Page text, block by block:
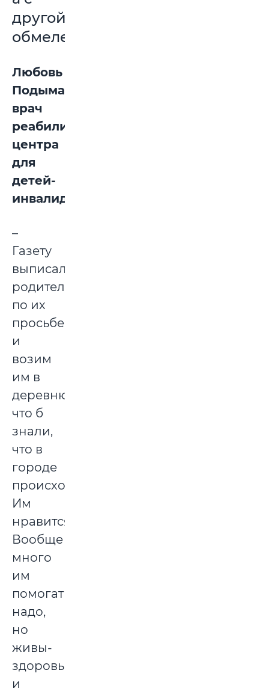
другой
обмелел»
Любовь
Подымако,
врач
реабилитационного
центра
для
детей-
инвалидов:
–
Газету
выписала
родителям
по их
просьбе
и
возим
им в
деревню,
что б
знали,
что в
городе
происходит.
Им
нравится.
Вообще
много
им
помогать
надо,
но
живы-
здоровы,
и